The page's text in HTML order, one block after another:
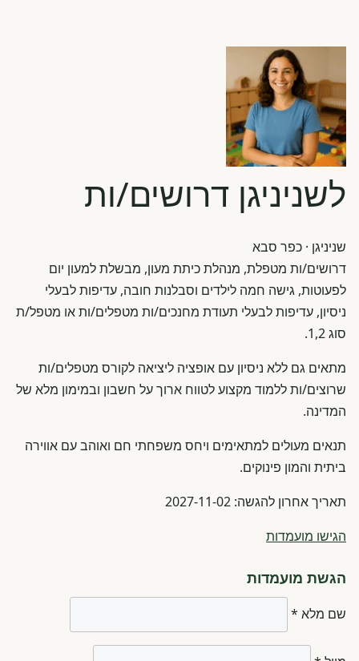
פורטל רואי חשבון
לשניניגן דרושים/ות
שניניגן · כפר סבא
דרושים/ות מטפלת, מנהלת כיתת מעון, מבשלת למעון יום
לפעוטות, גישה חמה לילדים וסבלנות חובה, עדיפות לבעלי
ניסיון, עדיפות לבעלי תעודת מחנכים/ות מטפלים/ות או מטפל/ת
סוג 1,2.
מתאים גם ללא ניסיון עם אופציה ליציאה לקורס מטפלים/ות
שרוצים/ות ללמוד מקצוע לטווח ארוך על חשבון ובמימון מלא של
המדינה.
תנאים מעולים למתאימים ויחס משפחתי חם ואוהב עם אווירה
ביתית והמון פינוקים.
תאריך אחרון להגשה: 2027-11-02
הגישו מועמדות
הגשת מועמדות
שם מלא *